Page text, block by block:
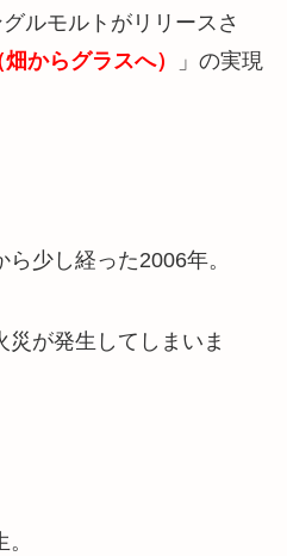
ルモルトがリリースさ
からグラスへ）
」の実現
少し経った2006年。
が発生してしまいま